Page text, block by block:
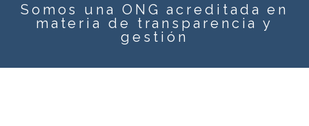
Somos una ONG acreditada en
materia de transparencia y
gestión